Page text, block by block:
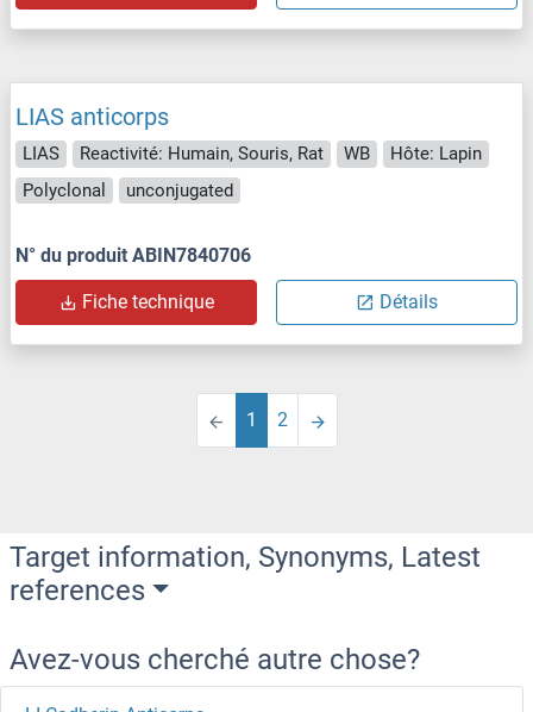
LIAS anticorps
LIAS Reactivité: Humain, Souris, Rat WB
Hôte: Lapin
Polyclonal
unconjugated
N° du produit ABIN7840706
Fiche technique Détails
1 2
Target information, Synonyms, Latest
references
Avez-vous cherché autre chose?